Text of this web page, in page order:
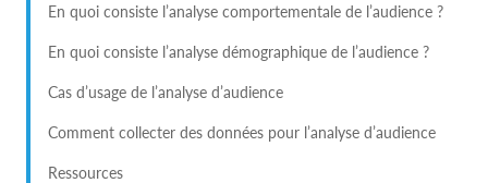
En quoi consiste l’analyse comportementale de l’audience ?
En quoi consiste l’analyse démographique de l’audience ?
Cas d’usage de l’analyse d’audience
Comment collecter des données pour l’analyse d’audience
Ressources